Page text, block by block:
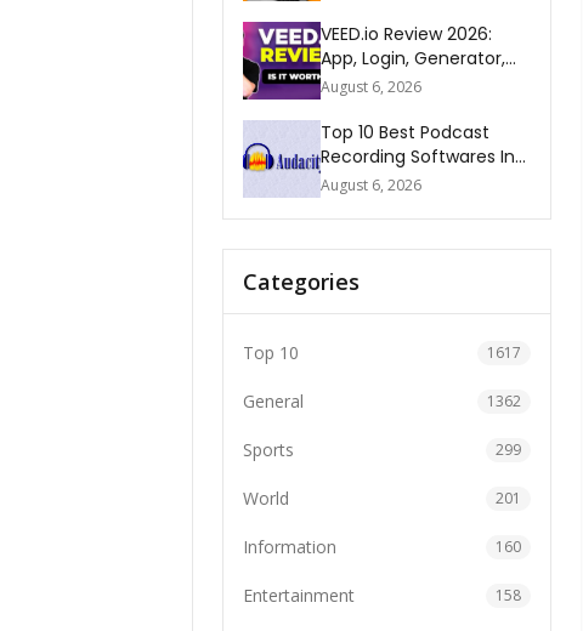
VEED.io Review 2026:
App, Login, Generator,
Download, AI & FAQs
August 6, 2026
Top 10 Best Podcast
Recording Softwares In
2026
August 6, 2026
Categories
Top 10 1617
General 1362
Sports 299
World 201
Information 160
Entertainment 158